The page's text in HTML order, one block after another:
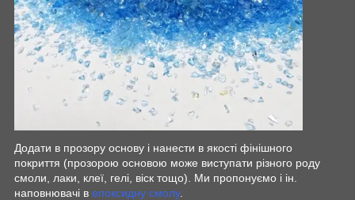
Додати в прозору основу і нанести в якості фінішного
покриття (прозорою основою може виступати різного роду
смоли, лаки, клеї, гелі, віск тощо). Ми пропонуємо і ін.
наповнювачі в епоксидну смолу.